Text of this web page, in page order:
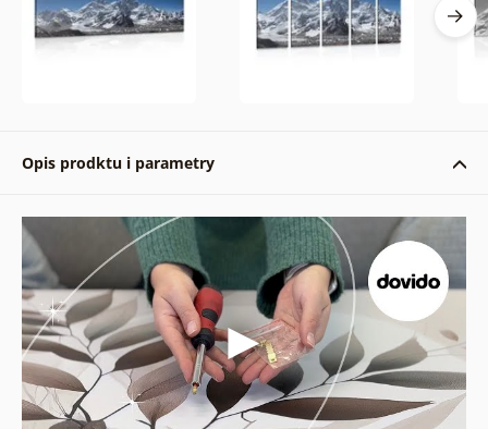
Opis prodktu i parametry